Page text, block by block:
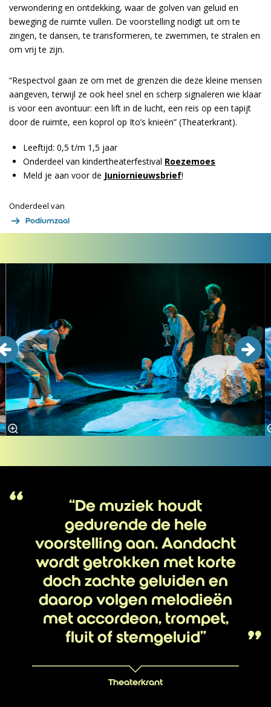
verwondering en ontdekking, waar de golven van geluid en
beweging de ruimte vullen. De voorstelling nodigt uit om te
zingen, te dansen, te transformeren, te zwemmen, te stralen en
om vrij te zijn.
“Respectvol gaan ze om met de grenzen die deze kleine mensen
aangeven, terwijl ze ook heel snel en scherp signaleren wie klaar
is voor een avontuur: een lift in de lucht, een reis op een tapijt
door de ruimte, een koprol op Ito’s knieën” (Theaterkrant).
Leeftijd: 0,5 t/m 1,5 jaar
Onderdeel van kindertheaterfestival Roezemoes
Meld je aan voor de Juniornieuwsbrief!
Onderdeel van
Podiumzaal
“De muziek houdt
gedurende de hele
voorstelling aan. Aandacht
wordt getrokken met korte
doch zachte geluiden en
daarop volgen melodieën
met accordeon, trompet,
fluit of stemgeluid”
Theaterkrant